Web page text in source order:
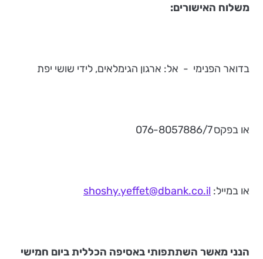
משלוח האישורים:
בדואר הפנימי - אל: ארגון הגימלאים, לידי שושי יפת
או בפקס 076-8057886/7
או במייל: shoshy.yeffet@dbank.co.il
הנני מאשר השתתפותי באסיפה הכללית ביום חמישי